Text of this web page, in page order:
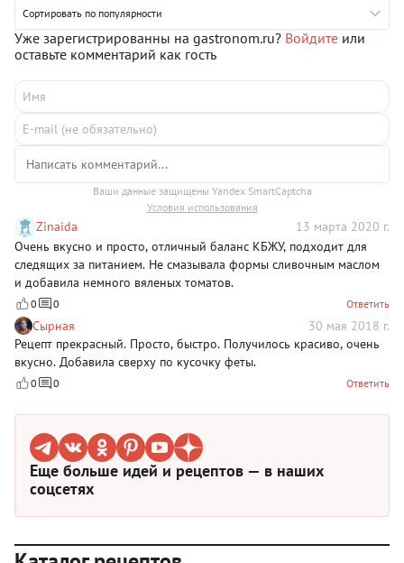
Сортировать по популярности
Уже зарегистрированны на gastronom.ru? Войдите или
оставьте комментарий как гость
Ваши данные защищены Yandex SmartCaptcha
Условия использования
Zinaida
13 марта 2020 г.
Очень вкусно и просто, отличный баланс КБЖУ, подходит для
следящих за питанием. Не смазывала формы сливочным маслом
и добавила немного вяленых томатов.
0 0 Ответить
Сырная
30 мая 2018 г.
Рецепт прекрасный. Просто, быстро. Получилось красиво, очень
вкусно. Добавила сверху по кусочку феты.
0 0 Ответить
Еще больше идей и рецептов — в наших
соцсетях